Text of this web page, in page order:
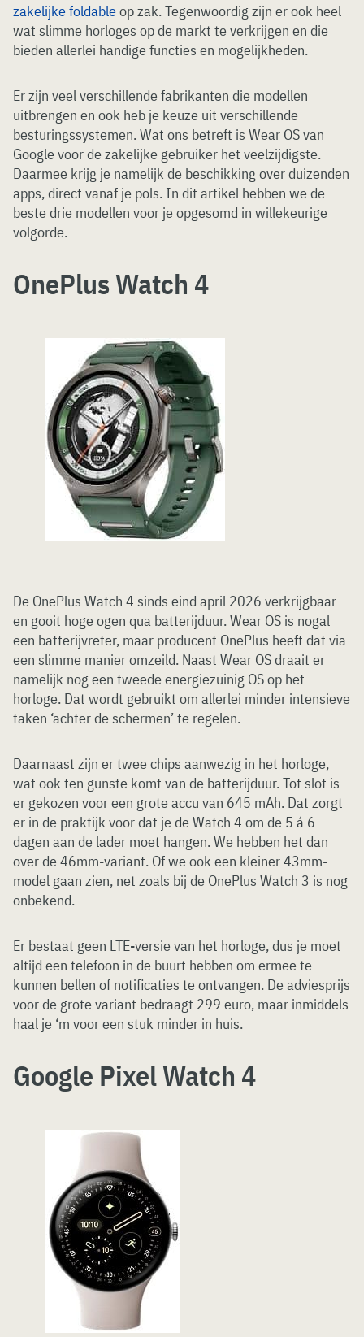
zakelijke foldableop zak. Tegenwoordig zijn er ook heel
wat slimme horloges op de markt te verkrijgen en die
bieden allerlei handige functies en mogelijkheden.
Er zijn veel verschillende fabrikanten die modellen
uitbrengen en ook heb je keuze uit verschillende
besturingssystemen. Wat ons betreft is Wear OS van
Google voor de zakelijke gebruiker het veelzijdigste.
Daarmee krijg je namelijk de beschikking over duizenden
apps, direct vanaf je pols. In dit artikel hebben we de
beste drie modellen voor je opgesomd in willekeurige
volgorde.
OnePlus Watch 4
De OnePlus Watch 4 sinds eind april 2026 verkrijgbaar
en gooit hoge ogen qua batterijduur. Wear OS is nogal
een batterijvreter, maar producent OnePlus heeft dat via
een slimme manier omzeild. Naast Wear OS draait er
namelijk nog een tweede energiezuinig OS op het
horloge. Dat wordt gebruikt om allerlei minder intensieve
taken ‘achter de schermen’ te regelen.
Daarnaast zijn er twee chips aanwezig in het horloge,
wat ook ten gunste komt van de batterijduur. Tot slot is
er gekozen voor een grote accu van 645 mAh. Dat zorgt
er in de praktijk voor dat je de Watch 4 om de 5 á 6
dagen aan de lader moet hangen. We hebben het dan
over de 46mm-variant. Of we ook een kleiner 43mm-
model gaan zien, net zoals bij de OnePlus Watch 3 is nog
onbekend.
Er bestaat geen LTE-versie van het horloge, dus je moet
altijd een telefoon in de buurt hebben om ermee te
kunnen bellen of notificaties te ontvangen. De adviesprijs
voor de grote variant bedraagt 299 euro, maar inmiddels
haal je ‘m voor een stuk minder in huis.
Google Pixel Watch 4